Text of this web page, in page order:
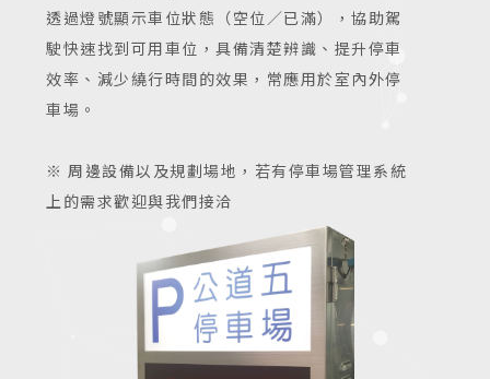
透過燈號顯示車位狀態（空位／已滿），協助駕
駛快速找到可用車位，具備清楚辨識、提升停車
效率、減少繞行時間的效果，常應用於室內外停
車場。
※ 周邊設備以及規劃場地，若有停車場管理系統
上的需求歡迎與我們接洽